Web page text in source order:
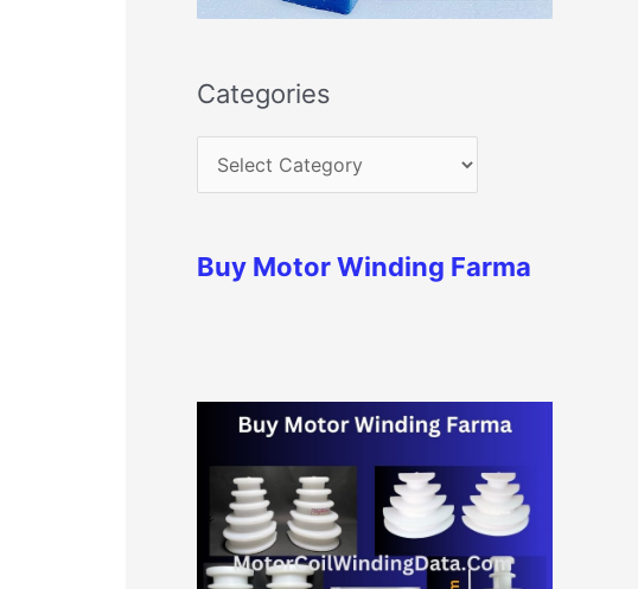
Categories
Buy Motor Winding Farma